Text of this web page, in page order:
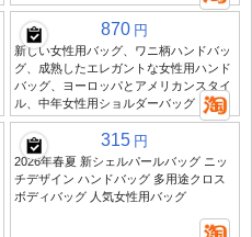
870 円
新しい女性用バッグ、ワニ柄ハンドバッ
グ、成熟したエレガントな女性用ハンド
バッグ、ヨーロッパとアメリカンスタイ
ル、中年女性用ショルダーバッグ
315 円
2026年春夏 新シェルパールバッグ ニッ
チデザイン ハンドバッグ 多用途クロス
ボディバッグ 人気女性用バッグ